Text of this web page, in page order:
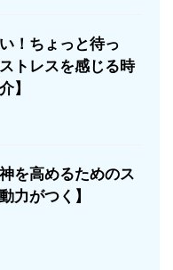
！ちょっと待っ
トレスを感じる時
】
を高めるためのス
力がつく】